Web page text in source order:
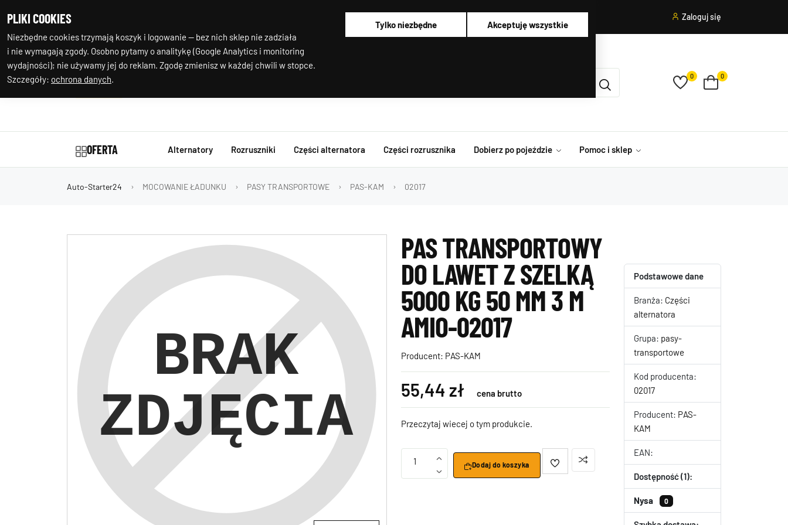
PLIKI COOKIES
Niezbędne cookies trzymają koszyk i logowanie — bez nich sklep nie zadziała
i nie wymagają zgody. Osobno pytamy o analitykę (Google Analytics i monitoring
wydajności); nie używamy jej do reklam. Zgodę zmienisz w każdej chwili w stopce.
Szczegóły: ochrona danych.
Tylko niezbędne Akceptuję wszystkie
Pracujemy od poniedziałku do piątku od 8:00 do 16:00
Regenerujemy alternatory i rozruszniki od 2012 roku !
Regenerujemy filtry cząstek stałych
Rozruszniki o Wysokim Momencie Obrotowym
Zaloguj się
0 0
OFERTA Alternatory Rozruszniki Części alternatora Części rozrusznika Dobierz po pojeździe Pomoc i sklep
Auto-Starter24 MOCOWANIE ŁADUNKU PASY TRANSPORTOWE PAS-KAM 02017
PAS TRANSPORTOWY
DO LAWET Z SZELKĄ
5000 KG 50 MM 3 M
AMIO-02017
Producent: PAS-KAM
55,44 zł cena brutto
Przeczytaj wiecej o tym produkcie.
1 Dodaj do koszyka
Podstawowe dane
Branża: Części
alternatora
Grupa: pasy-
transportowe
Kod producenta:
02017
Producent: PAS-
KAM
EAN:
Dostępność (1):
Nysa 0